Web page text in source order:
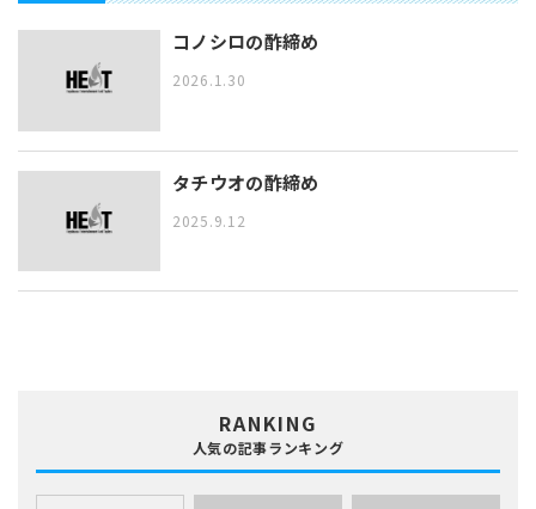
コノシロの酢締め
2026.1.30
タチウオの酢締め
2025.9.12
RANKING
人気の記事ランキング